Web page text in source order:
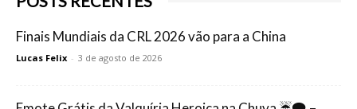
Finais Mundiais da CRL 2026 vão para a China
Lucas Felix - 3 de agosto de 2026